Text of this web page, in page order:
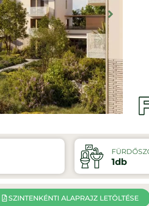
1db
SZINTENKÉNTI ALAPRAJZ LETÖLTÉSE